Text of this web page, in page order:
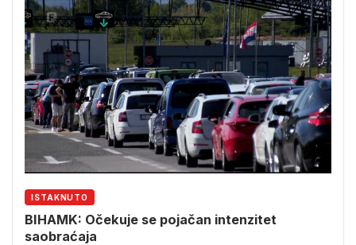
ISTAKNUTO
BIHAMK: Očekuje se pojačan intenzitet
saobraćaja